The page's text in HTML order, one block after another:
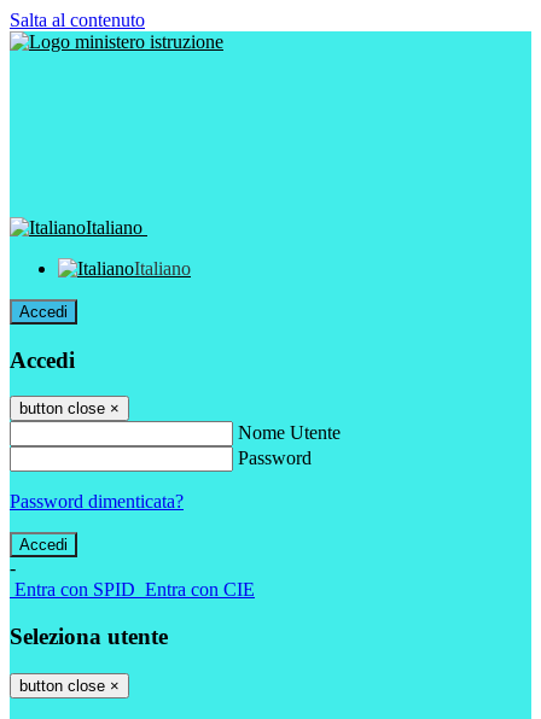
Salta al contenuto
Italiano
Italiano
Accedi
Accedi
button close ×
Nome Utente
Password
Password dimenticata?
-
Entra con SPID Entra con CIE
Seleziona utente
button close ×